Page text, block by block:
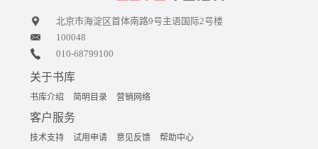
北京市海淀区首体南路9号主语国际2号楼
100048
010-68799100
关于书库
书库介绍 简明目录 营销网络
客户服务
技术支持 试用申请 意见反馈 帮助中心